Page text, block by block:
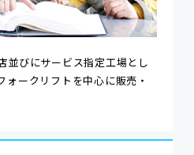
並びにサービス指定工場とし
ォークリフトを中心に販売・